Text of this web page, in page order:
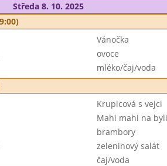
Středa 8. 10. 2025
Vánočka
ovoce
mléko/čaj/voda
Krupicová s vejci
Mahi mahi na
brambory
zeleninový salát
čaj/voda